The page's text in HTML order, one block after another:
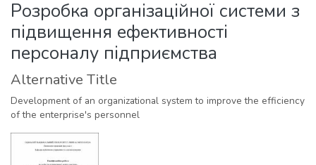
Statistics
Розробка організаційної системи з
підвищення ефективності
персоналу підприємства
Alternative Title
Development of an organizational system to improve the efficiency
of the enterprise's personnel